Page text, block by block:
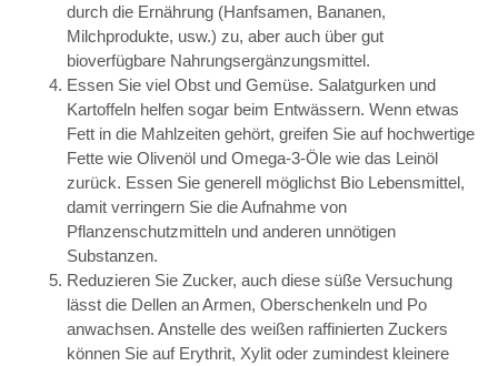
durch die Ernährung (Hanfsamen, Bananen,
Milchprodukte, usw.) zu, aber auch über gut
bioverfügbare Nahrungsergänzungsmittel.
Essen Sie viel Obst und Gemüse. Salatgurken und
Kartoffeln helfen sogar beim Entwässern. Wenn etwas
Fett in die Mahlzeiten gehört, greifen Sie auf hochwertige
Fette wie Olivenöl und Omega-3-Öle wie das Leinöl
zurück. Essen Sie generell möglichst Bio Lebensmittel,
damit verringern Sie die Aufnahme von
Pflanzenschutzmitteln und anderen unnötigen
Substanzen.
Reduzieren Sie Zucker, auch diese süße Versuchung
lässt die Dellen an Armen, Oberschenkeln und Po
anwachsen. Anstelle des weißen raffinierten Zuckers
können Sie auf Erythrit, Xylit oder zumindest kleinere